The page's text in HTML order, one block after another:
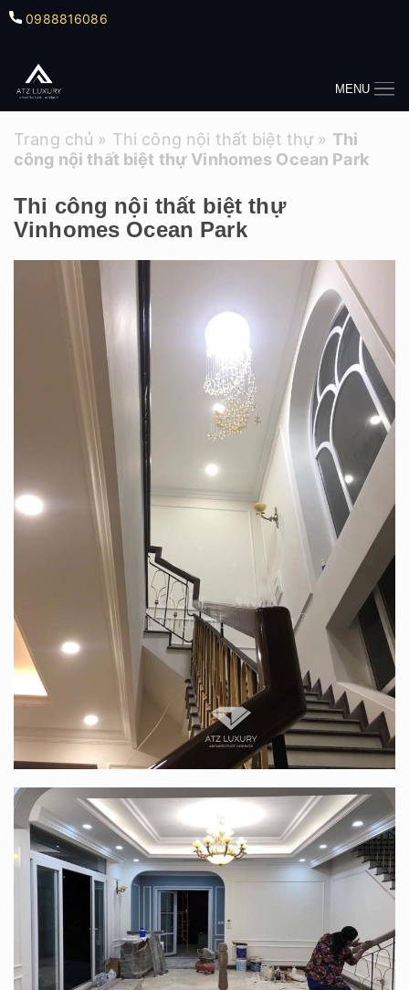
0988816086
MENU
Trang chủ » Thi công nội thất biệt thự» Thi
công nội thất biệt thự Vinhomes Ocean Park
Thi công nội thất biệt thự
Vinhomes Ocean Park